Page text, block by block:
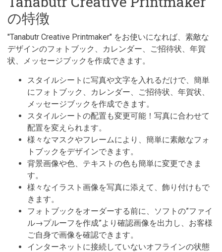
の特徴
"Tanabutr Creative Printmaker" をお使いになれば、素敵な
デザインのフォトブック、カレンダー、ご招待状、年賀
状、メッセージブックを作成できます。
スタイルシートに写真や文字を入れるだけで、簡単
にフォトブック、カレンダー、ご招待状、年賀状、
メッセージブックを作成できます。
スタイルシートの配置も変更可能！写真に合わせて
配置を変えられます。
様々なマスクやフレームにより、簡単に素敵なフォ
トブックをデザインできます。
背景画像や色、テキストの色も簡単に変更できま
す。
様々なイラスト画像を写真に添えて、飾り付けもで
きます。
フォトブックをオーダーする前に、ソフトの”ファイ
ル→プルーフを作成”より確認画像を出力し、お客様
ご自身で画像を確認できます。
インターネットに接続していないオフラインの状態